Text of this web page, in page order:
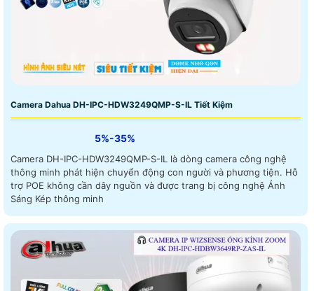
Camera Dahua DH-IPC-HDW3249QMP-S-IL Tiết Kiệm
5%-35%
Camera DH-IPC-HDW3249QMP-S-IL là dòng camera công nghệ
thông minh phát hiện chuyển động con người và phương tiện. Hỗ
trợ POE không cần dây nguồn và được trang bị công nghệ Ánh
Sáng Kép thông minh